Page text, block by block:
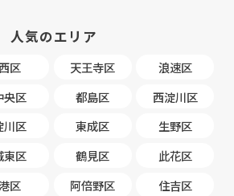
人気のエリア
区 天王寺区
浪速区
央区 都島区
西淀川区
川区 東成区
生野区
東区 鶴見区
此花区
区 阿倍野区
住吉区